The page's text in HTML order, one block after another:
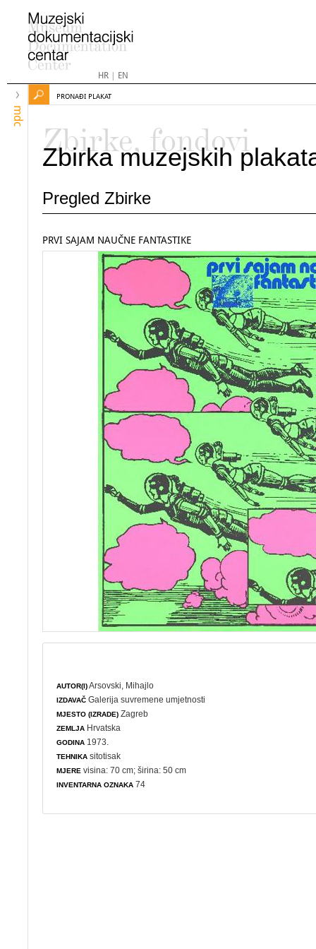
HR| EN
mdc
PRONAĐI PLAKAT
Zbirke, fondovi
Zbirka muzejskih
Pregled Zbirke
PRVI SAJAM NAUČNE FANTASTIKE
AUTOR(I)Arsovski, Mihajlo
IZDAVAČ Galerija suvremene umjetnosti
MJESTO (IZRADE) Zagreb
ZEMLJA Hrvatska
GODINA 1973.
TEHNIKA sitotisak
MJERE visina: 70 cm; širina: 50 cm
INVENTARNA OZNAKA 74